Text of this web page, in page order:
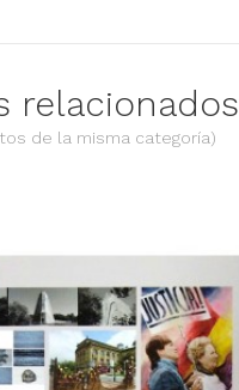
relacionados
de la misma categoría)